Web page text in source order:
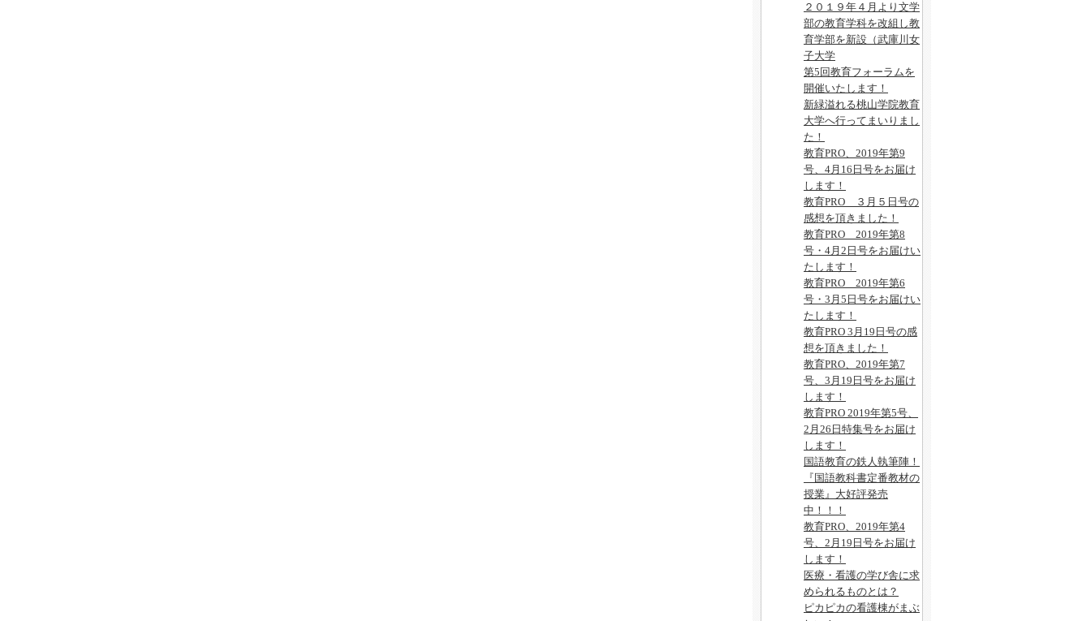
２０１９年４月より文学
部の教育学科を改組し教
育学部を新設（武庫川女
子大学
第5回教育フォーラムを
開催いたします！
新緑溢れる桃山学院教育
大学へ行ってまいりまし
た！
教育PRO、2019年第9
号、4月16日号をお届け
します！
教育PRO ３月５日号の
感想を頂きました！
教育PRO 2019年第8
号・4月2日号をお届けい
たします！
教育PRO 2019年第6
号・3月5日号をお届けい
たします！
教育PRO 3月19日号の感
想を頂きました！
教育PRO、2019年第7
号、3月19日号をお届け
します！
教育PRO 2019年第5号、
2月26日特集号をお届け
します！
国語教育の鉄人執筆陣！
『国語教科書定番教材の
授業』大好評発売
中！！！
教育PRO、2019年第4
号、2月19日号をお届け
します！
医療・看護の学び舎に求
められるものとは？
ピカピカの看護棟がまぶ